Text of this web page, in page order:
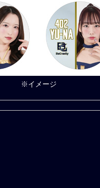
※イメージ